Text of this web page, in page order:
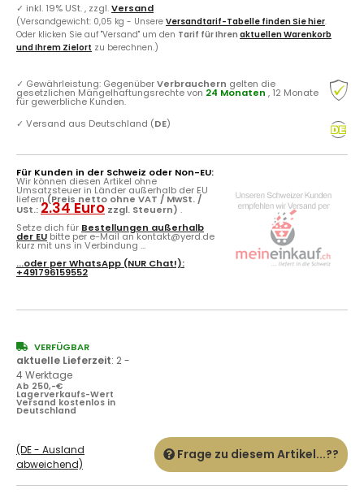
✓ inkl. 19% USt. , zzgl.Versand
(Versandgewicht: 0,05 kg - Unsere Versandtarif-Tabelle finden Sie hier.
Oder klicken Sie auf "Versand" um den Tarif für Ihren aktuellen Warenkorb
und Ihrem Zielort zu berechnen.)
✓ Gewährleistung: GegenüberVerbrauchern gelten die
gesetzlichen Mängelhaftungsrechte von 24 Monaten , 12 Monate
für gewerbliche Kunden.
✓ Versand aus Deutschland (DE)
Für Kunden in der Schweiz oder Non-EU:
Wir können diesen Artikel ohne
Umsatzsteuer in Länder außerhalb der EU
liefern (Preis netto ohne VAT / MwSt. /
USt.: 2.34 Euro zzgl. Steuern) .
Setze dich für Bestellungen außerhalb
der EU bitte per e-Mail an kontakt@yerd.de
kurz mit uns in Verbindung ...
...oder perWhatsApp (NUR Chat!):
+491796159552
VERFÜGBAR
aktuelle Lieferzeit: 2 -
4 Werktage
Ab 250,-€
Lagerverkaufs-Wert
Versand kostenlos in
Deutschland
(DE - Ausland
abweichend)
Frage zu diesem Artikel...??